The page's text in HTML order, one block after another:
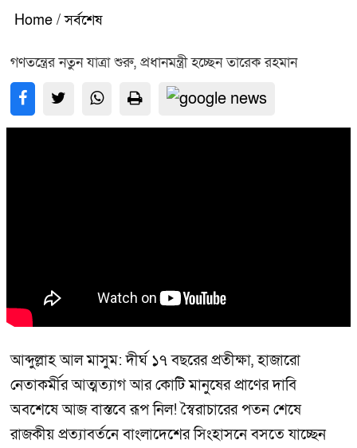
Home / সর্বশেষ
গণতন্ত্রের নতুন যাত্রা শুরু, প্রধানমন্ত্রী হচ্ছেন তারেক রহমান
আব্দুল্লাহ আল মাসুম: দীর্ঘ ১৭ বছরের প্রতীক্ষা, হাজারো
নেতাকর্মীর আত্মত্যাগ আর কোটি মানুষের প্রাণের দাবি
অবশেষে আজ বাস্তবে রূপ নিল! স্বৈরাচারের পতন শেষে
রাজকীয় প্রত্যাবর্তনে বাংলাদেশের সিংহাসনে বসতে যাচ্ছেন